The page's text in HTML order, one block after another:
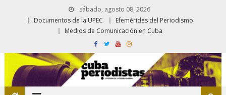
sábado, agosto 08, 2026
Documentos de la UPEC
Efemérides del Periodismo
Medios de Comunicación en Cuba